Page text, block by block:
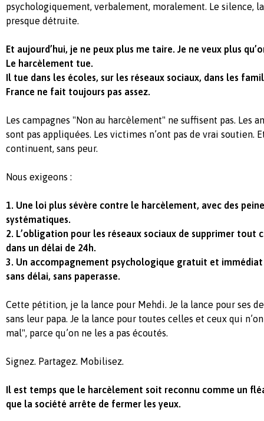
psychologiquement, verbalement, moralement. Le silence,
presque détruite.
Et aujourd’hui, je ne peux plus me taire. Je ne veux plus
Le harcèlement tue.
Il tue dans les écoles, sur les réseaux sociaux, dans les
France ne fait toujours pas assez.
Les campagnes "Non au harcèlement" ne suffisent pas. Les
sont pas appliquées. Les victimes n’ont pas de vrai soutien.
continuent, sans peur.
Nous exigeons :
1. Une loi plus sévère contre le harcèlement, avec des
systématiques.
2. L’obligation pour les réseaux sociaux de supprimer tout
dans un délai de 24h.
3. Un accompagnement psychologique gratuit et
sans délai, sans paperasse.
Cette pétition, je la lance pour Mehdi. Je la lance pour ses
sans leur papa. Je la lance pour toutes celles et ceux qui
mal", parce qu’on ne les a pas écoutés.
Signez. Partagez. Mobilisez.
Il est temps que le harcèlement soit reconnu comme un
que la société arrête de fermer les yeux.